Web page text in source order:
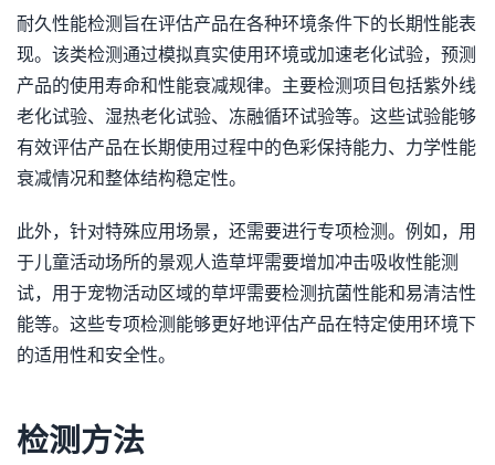
耐久性能检测旨在评估产品在各种环境条件下的长期性能表
现。该类检测通过模拟真实使用环境或加速老化试验，预测
产品的使用寿命和性能衰减规律。主要检测项目包括紫外线
老化试验、湿热老化试验、冻融循环试验等。这些试验能够
有效评估产品在长期使用过程中的色彩保持能力、力学性能
衰减情况和整体结构稳定性。
此外，针对特殊应用场景，还需要进行专项检测。例如，用
于儿童活动场所的景观人造草坪需要增加冲击吸收性能测
试，用于宠物活动区域的草坪需要检测抗菌性能和易清洁性
能等。这些专项检测能够更好地评估产品在特定使用环境下
的适用性和安全性。
检测方法